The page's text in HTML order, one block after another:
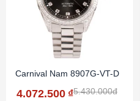
Carnival Nam 8907G-VT-D
4.072.500 ₫5.430.000đ